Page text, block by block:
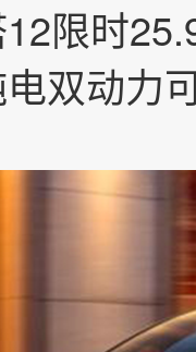
限时
双动力